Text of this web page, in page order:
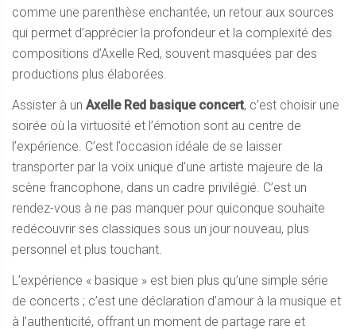
comme une parenthèse enchantée, un retour aux sources
qui permet d’apprécier la profondeur et la complexité des
compositions d’Axelle Red, souvent masquées par des
productions plus élaborées.
Assister à un Axelle Red basique concert, c’est choisir une
soirée où la virtuosité et l’émotion sont au centre de
l’expérience. C’est l’occasion idéale de se laisser
transporter par la voix unique d’une artiste majeure de la
scène francophone, dans un cadre privilégié. C’est un
rendez-vous à ne pas manquer pour quiconque souhaite
redécouvrir ses classiques sous un jour nouveau, plus
personnel et plus touchant.
L’expérience « basique » est bien plus qu’une simple série
de concerts ; c’est une déclaration d’amour à la musique et
à l’authenticité, offrant un moment de partage rare et